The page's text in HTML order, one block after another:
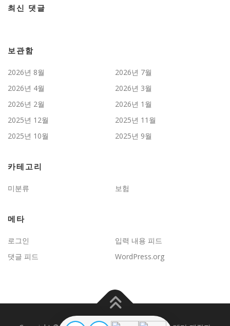
최신 댓글
보관함
2026년 8월
2026년 7월
2026년 4월
2026년 3월
2026년 2월
2026년 1월
2025년 12월
2025년 11월
2025년 10월
2025년 9월
카테고리
미분류 보험
메타
로그인
입력 내용 피드
댓글 피드
WordPress.org